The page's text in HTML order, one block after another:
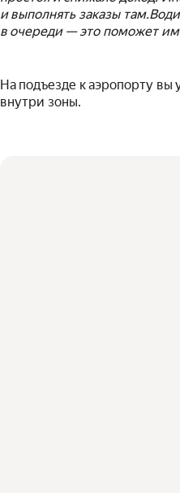
и выполнять заказы
в очереди — это поможет им
На подъезде к аэропорту вы
внутри зоны.